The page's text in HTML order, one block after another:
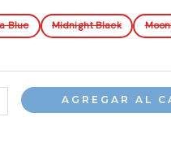
Blue Midnight Black
AGREGAR AL